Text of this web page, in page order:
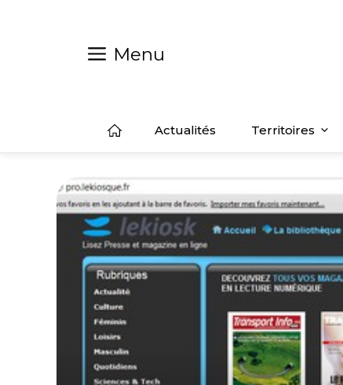
Menu
Actualités Territoires